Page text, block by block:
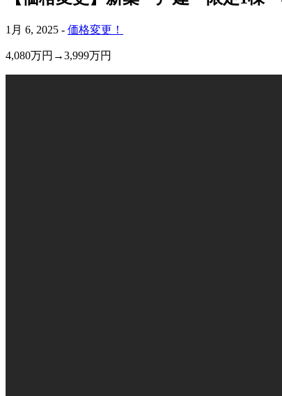
1月 6, 2025 - 価格変更！
4,080万円→3,999万円